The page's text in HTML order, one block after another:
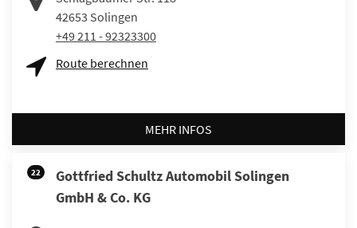
42653 Solingen
+49 211 - 92323300
Route berechnen
MEHR INFOS
22
Gottfried Schultz Automobil Solingen
GmbH & Co. KG